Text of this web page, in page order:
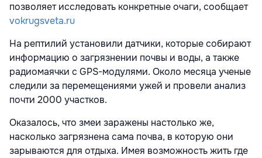
позволяет исследовать конкретные очаги, сообщает
vokrugsveta.ru
На рептилий установили датчики, которые собирают
информацию о загрязнении почвы и воды, а также
радиомаячки с GPS-модулями. Около месяца ученые
следили за перемещениями ужей и провели анализ
почти 2000 участков.
Оказалось, что змеи заражены настолько же,
насколько загрязнена сама почва, в которую они
зарываются для отдыха. Имея возможность жить где